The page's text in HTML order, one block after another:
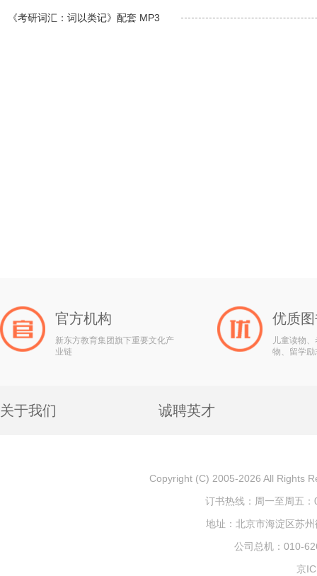
《考研词汇：词以类记》配套 MP3
官方机构
新东方教育集团旗下重要文化产
业链
优质
儿童读物
物、留学
关于我们 诚聘英才
Copyright (C) 2005-2026 All Rights
订书热线：周一至周五
地址：北京市海淀区苏
公司总机：010-
京